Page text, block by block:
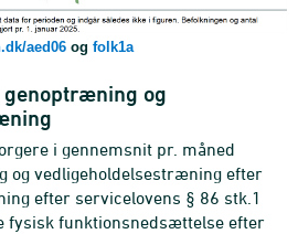
aed06 og folk1a
genoptræning og
i gennemsnit pr. måned
og vedligeholdelsestræning efter
efter servicelovens § 86 stk.1
fysisk funktionsnedsættelse efter